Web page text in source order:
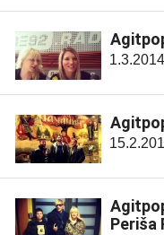
1.3.2014
Periša